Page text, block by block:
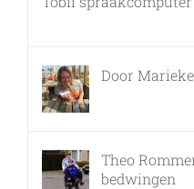
Door
Theo
bedwingen